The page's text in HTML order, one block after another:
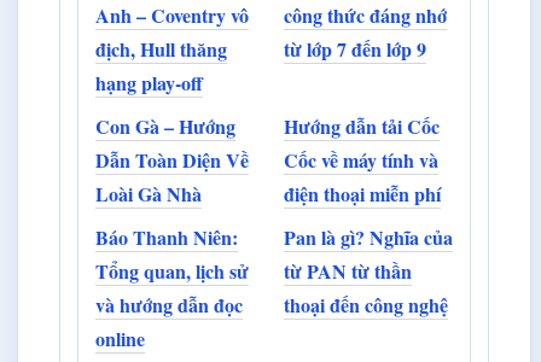
Anh – Coventry vô
địch, Hull thăng
hạng play-off
công thức đáng nhớ
từ lớp 7 đến lớp 9
Con Gà – Hướng
Dẫn Toàn Diện Về
Loài Gà Nhà
Hướng dẫn tải Cốc
Cốc về máy tính và
điện thoại miễn phí
Báo Thanh Niên:
Tổng quan, lịch sử
và hướng dẫn đọc
online
Pan là gì? Nghĩa của
từ PAN từ thần
thoại đến công nghệ